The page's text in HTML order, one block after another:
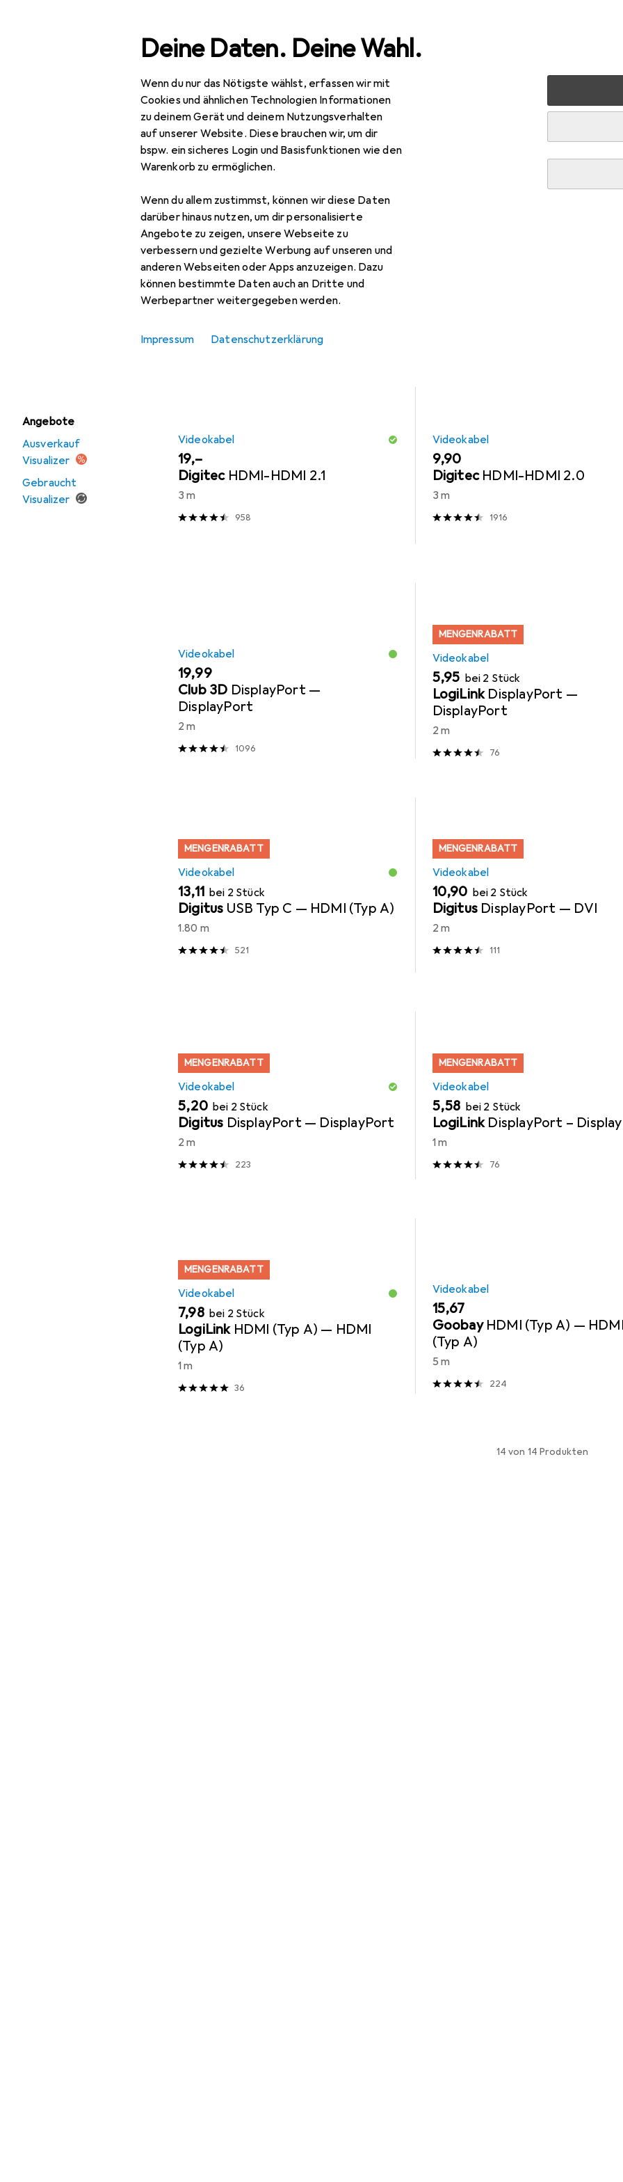
Deine Daten. Deine Wahl.
Wenn du nur das Nötigste wählst, erfassen wir mit
Cookies und ähnlichen Technologien Informationen
zu deinem Gerät und deinem Nutzungsverhalten
auf unserer Website. Diese brauchen wir, um dir
bspw. ein sicheres Login und Basisfunktionen wie den
Warenkorb zu ermöglichen.
Wenn du allem zustimmst, können wir diese Daten
darüber hinaus nutzen, um dir personalisierte
Angebote zu zeigen, unsere Webseite zu
verbessern und gezielte Werbung auf unseren und
anderen Webseiten oder Apps anzuzeigen. Dazu
können bestimmte Daten auch an Dritte und
Werbepartner weitergegeben werden.
Impressum Datenschutzerklärung
Navigation nach Kategorien
Angebote
Ausverkauf
Visualizer
Gebraucht
Visualizer
Gesamtsortiment Büro + Schreibwaren
EUR
716,36
Zubehör für Elmo MA-1 Visualizer
Hier findest du passendes Zubehör zum Produkt Elmo MA-1 Visualizer aus der Kategorie
Videokabel
EUR
19,–
Digitec HDMI-HDMI 2.1
3 m
958
Videokabel
EUR
9,90
Digitec HDMI-HDMI 2.0
3 m
1916
Videokabel
EUR
19,99
Club 3D DisplayPort —
DisplayPort
2 m
1096
MENGENRABATT
Videokabel
EUR
5,95 bei 2 Stück
LogiLink DisplayPort —
DisplayPort
2 m
76
MENGENRABATT
Videokabel
EUR
13,11 bei 2 Stück
Digitus USB Typ C — HDMI (Typ A)
1.80 m
521
MENGENRABATT
Videokabel
EUR
10,90 bei 2 Stück
Digitus DisplayPort — DVI
2 m
111
MENGENRABATT
Videokabel
EUR
5,20 bei 2 Stück
Digitus DisplayPort — DisplayPort
2 m
223
MENGENRABATT
Videokabel
EUR
5,58 bei 2 Stück
LogiLink DisplayPort –
1 m
76
MENGENRABATT
Videokabel
EUR
7,98 bei 2 Stück
LogiLink HDMI (Typ A) — HDMI
(Typ A)
1 m
36
Videokabel
EUR
15,67
Goobay HDMI (Typ A) — HDMI
(Typ A)
5 m
224
14 von 14 Produkten